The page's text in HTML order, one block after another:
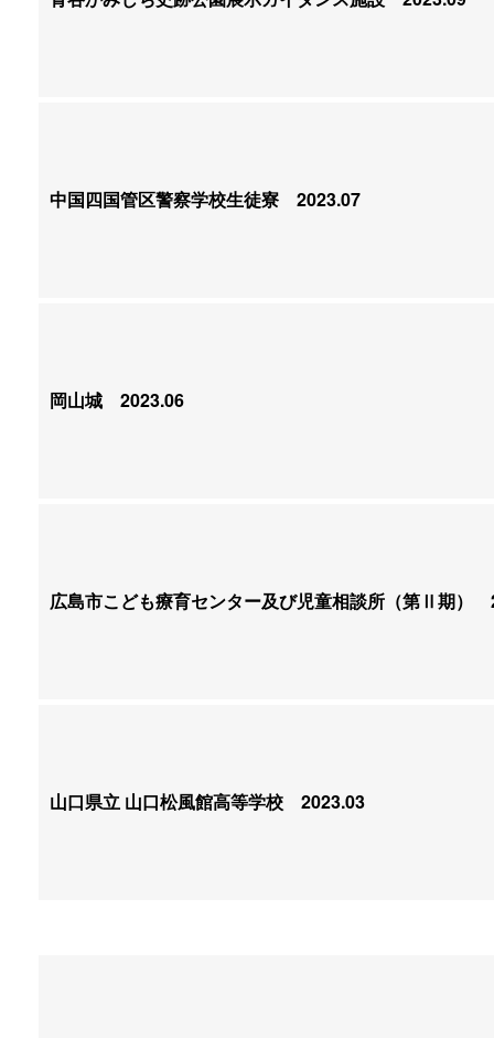
中国四国管区警察学校生徒寮 2023.07
岡山城 2023.06
広島市こども療育センター及び児童相談所（第Ⅱ期）
山口県立 山口松風館高等学校 2023.03